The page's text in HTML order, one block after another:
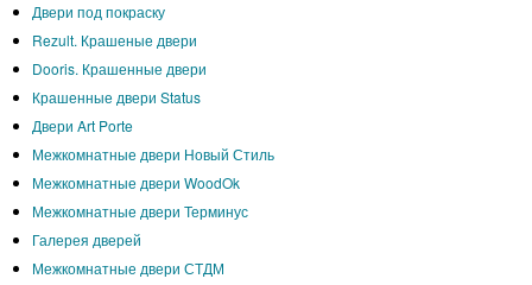
Двери под покраску
Rezult. Крашеные двери
Dooris. Крашенные двери
Крашенные двери Status
Двери Art Porte
Межкомнатные двери Новый Стиль
Межкомнатные двери WoodOk
Межкомнатные двери Терминус
Галерея дверей
Межкомнатные двери СТДМ